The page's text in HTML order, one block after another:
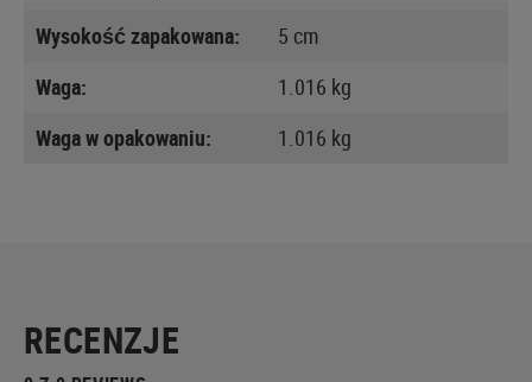
Wysokość zapakowana:
5 cm
Waga:
1.016 kg
Waga w opakowaniu:
1.016 kg
RECENZJE